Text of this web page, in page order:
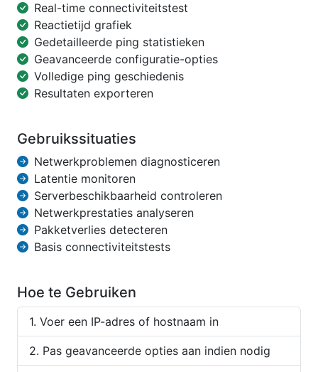
Real-time connectiviteitstest
Reactietijd grafiek
Gedetailleerde ping statistieken
Geavanceerde configuratie-opties
Volledige ping geschiedenis
Resultaten exporteren
Gebruikssituaties
Netwerkproblemen diagnosticeren
Latentie monitoren
Serverbeschikbaarheid controleren
Netwerkprestaties analyseren
Pakketverlies detecteren
Basis connectiviteitstests
Hoe te Gebruiken
Voer een IP-adres of hostnaam in
Pas geavanceerde opties aan indien nodig